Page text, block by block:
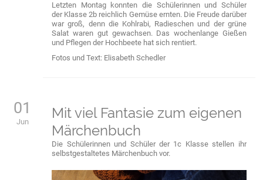
Letzten Montag konnten die Schülerinnen und Schüler
der Klasse 2b reichlich Gemüse ernten. Die Freude darüber
war groß, denn die Kohlrabi, Radieschen und der grüne
Salat waren gut gewachsen. Das wochenlange Gießen
und Pflegen der Hochbeete hat sich rentiert.
Fotos und Text: Elisabeth Schedler
01
Jun
Mit viel Fantasie zum eigenen
Märchenbuch
Die Schülerinnen und Schüler der 1c Klasse stellen ihr
selbstgestaltetes Märchenbuch vor.